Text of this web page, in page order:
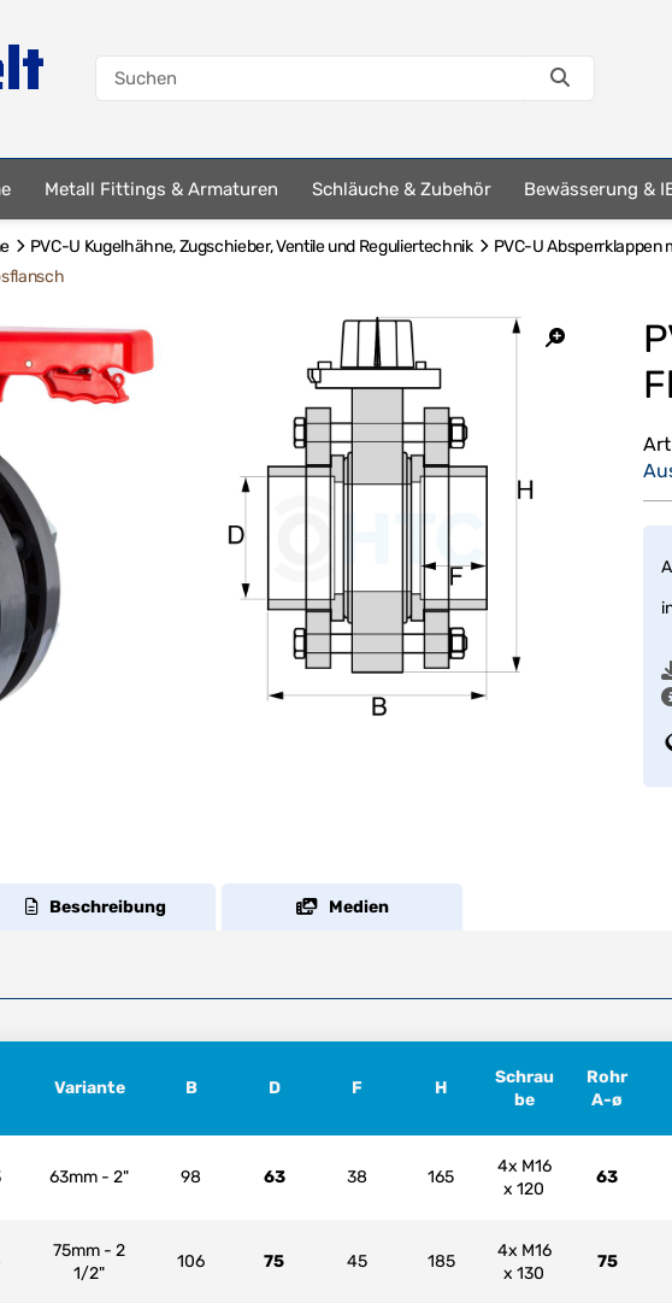
Metall Fittings & Armaturen Schläuche & Zubehör Bewässerung &
PVC-U Kugelhähne, Zugschieber, Ventile und Reguliertechnik
PVC-U Absperrklappen
Beschreibung Medien
Variante B D F H
Schrau
be
Rohr
A-ø
63mm - 2" 98 63 38 165
4x M16
x 120
63
75mm - 2
1/2"
106 75 45 185
4x M16
x 130
75